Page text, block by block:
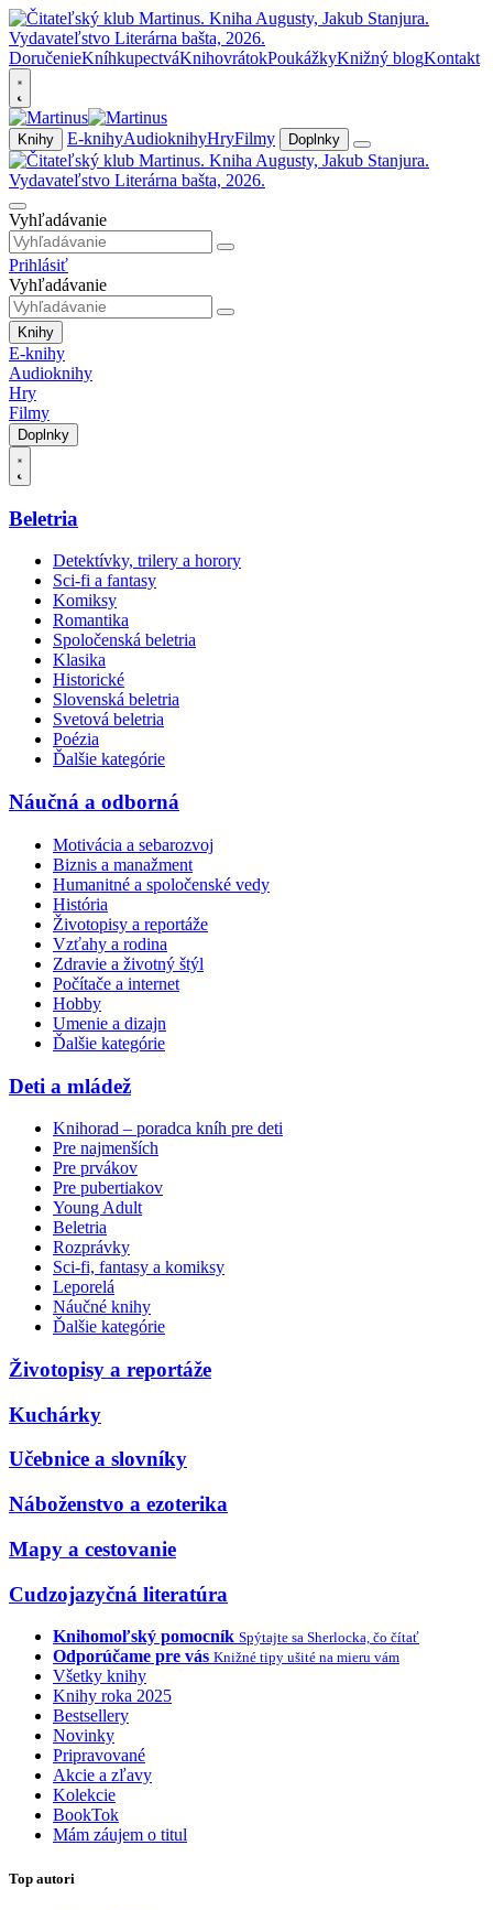
DoručenieKníhkupectváKnihovrátokPoukážkyKnižný blogKontakt
Knihy E-knihyAudioknihyHryFilmy Doplnky
Vyhľadávanie
Prihlásiť
Vyhľadávanie
Knihy
E-knihy
Audioknihy
Hry
Filmy
Doplnky
Beletria
Detektívky, trilery a horory
Sci-fi a fantasy
Komiksy
Romantika
Spoločenská beletria
Klasika
Historické
Slovenská beletria
Svetová beletria
Poézia
Ďalšie kategórie
Náučná a odborná
Motivácia a sebarozvoj
Biznis a manažment
Humanitné a spoločenské vedy
História
Životopisy a reportáže
Vzťahy a rodina
Zdravie a životný štýl
Počítače a internet
Hobby
Umenie a dizajn
Ďalšie kategórie
Deti a mládež
Knihorad – poradca kníh pre deti
Pre najmenších
Pre prvákov
Pre pubertiakov
Young Adult
Beletria
Rozprávky
Sci-fi, fantasy a komiksy
Leporelá
Náučné knihy
Ďalšie kategórie
Životopisy a reportáže
Kuchárky
Učebnice a slovníky
Náboženstvo a ezoterika
Mapy a cestovanie
Cudzojazyčná literatúra
Knihomoľský pomocník Spýtajte sa Sherlocka, čo čítať
Odporúčame pre vás Knižné tipy ušité na mieru vám
Všetky knihy
Knihy roka 2025
Bestsellery
Novinky
Pripravované
Akcie a zľavy
Kolekcie
BookTok
Mám záujem o titul
Top autori